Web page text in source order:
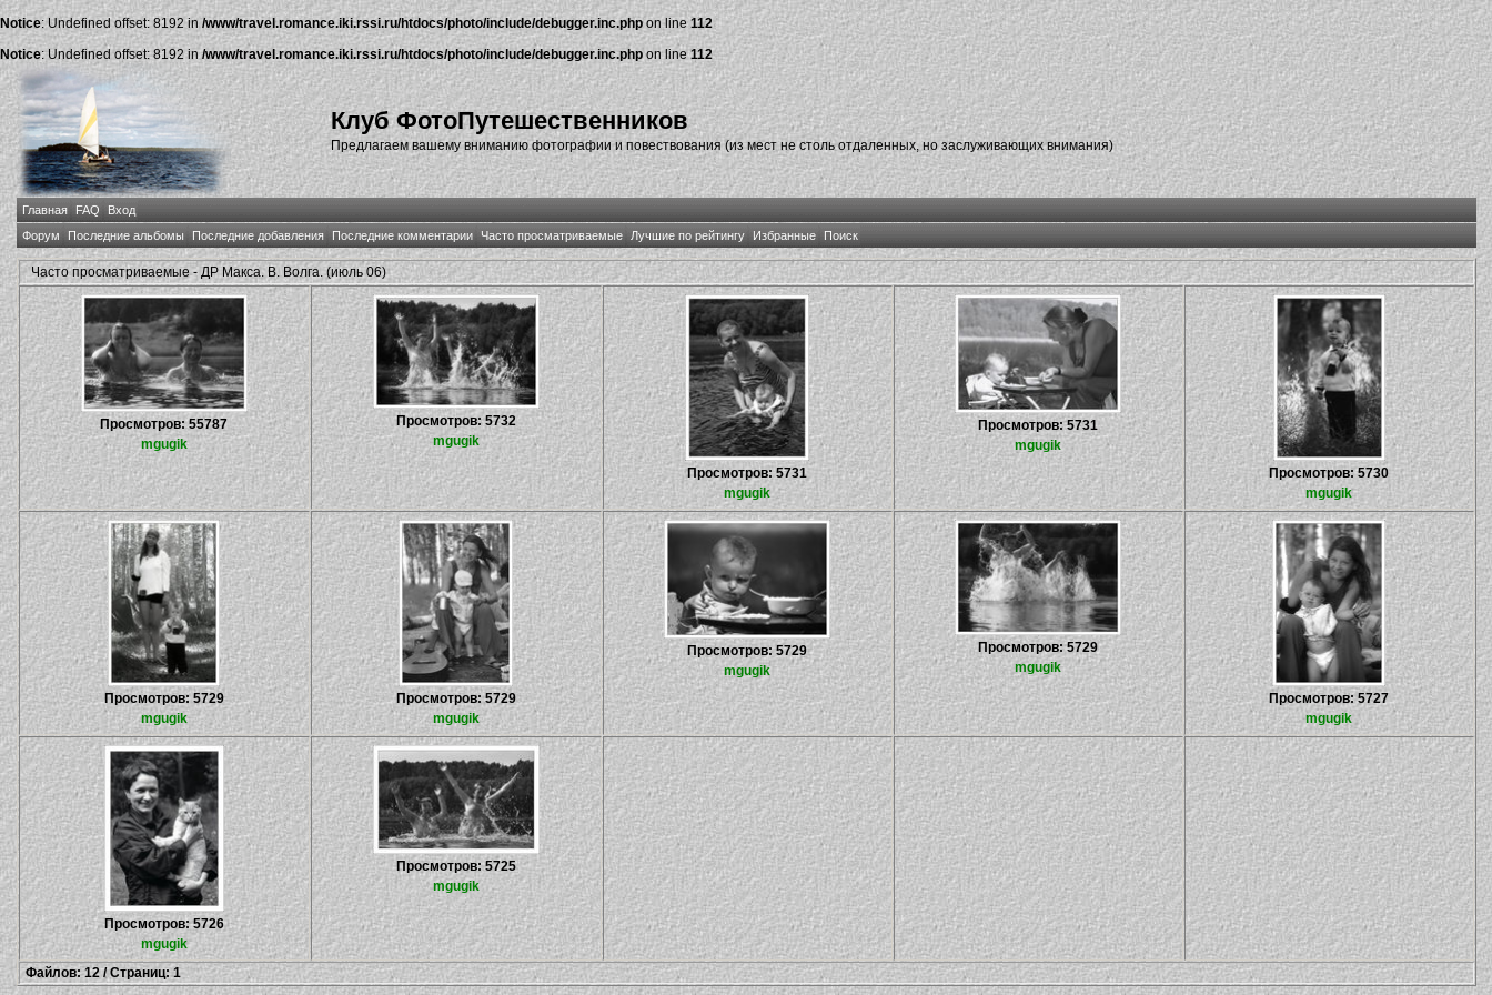
Notice: Undefined offset: 8192 in /www/travel.romance.iki.rssi.ru/htdocs/photo/include/debugger.inc.phpon line112
Notice: Undefined offset: 8192 in/www/travel.romance.iki.rssi.ru/htdocs/photo/include/debugger.inc.phpon line112
Клуб ФотоПутешественников
Предлагаем вашему вниманию фотографии и повествования (из мест не столь отдаленных, но заслуживающих внимания)
Главная FAQ
Вход
Форум
Последние альбомы Последние добавления Последние комментарии Часто просматриваемые Лучшие по рейтингу Избранные Поиск
Часто просматриваемые - ДР Макса. В. Волга. (июль 06)
Просмотров: 55787
mgugik
Просмотров: 5732
mgugik
Просмотров: 5731
mgugik
Просмотров: 5731
mgugik
Просмотров: 5730
mgugik
Просмотров: 5729
mgugik
Просмотров: 5729
mgugik
Просмотров: 5729
mgugik
Просмотров: 5729
mgugik
Просмотров: 5727
mgugik
Просмотров: 5726
mgugik
Просмотров: 5725
mgugik
Файлов: 12 / Страниц: 1